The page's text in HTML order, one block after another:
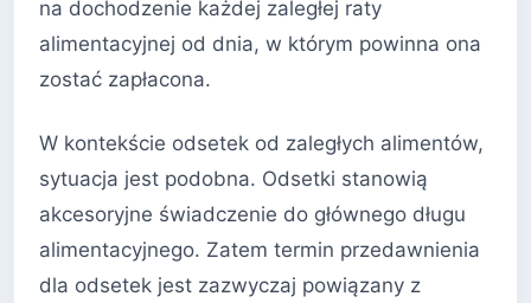
na dochodzenie każdej zaległej raty
alimentacyjnej od dnia, w którym powinna ona
zostać zapłacona.
W kontekście odsetek od zaległych alimentów,
sytuacja jest podobna. Odsetki stanowią
akcesoryjne świadczenie do głównego długu
alimentacyjnego. Zatem termin przedawnienia
dla odsetek jest zazwyczaj powiązany z